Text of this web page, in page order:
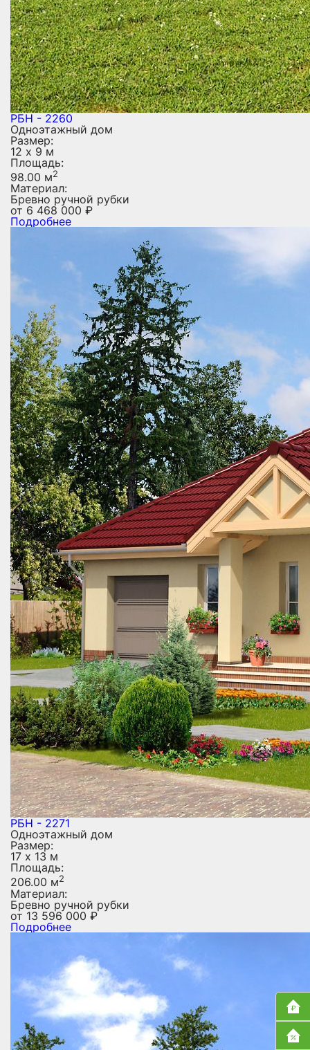
РБН - 2260
Одноэтажный дом
Размер:
12 х 9 м
Площадь:
98.00 м2
Материал:
Бревно ручной рубки
от 6 468 000 ₽
Подробнее
РБН - 2271
Одноэтажный дом
Размер:
17 х 13 м
Площадь:
206.00 м2
Материал:
Бревно ручной рубки
от 13 596 000 ₽
Подробнее